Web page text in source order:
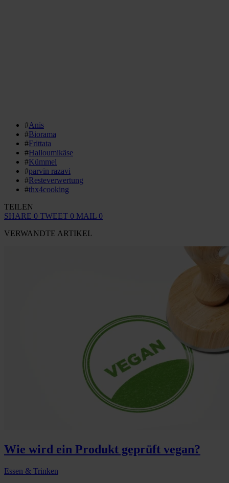
#Anis
#Biorama
#Frittata
#Halloumikäse
#Kümmel
#parvin razavi
#Resteverwertung
#thx4cooking
TEILEN
SHARE 0 TWEET 0 MAIL 0
VERWANDTE ARTIKEL
Wie wird ein Produkt geprüft vegan?
Essen & Trinken